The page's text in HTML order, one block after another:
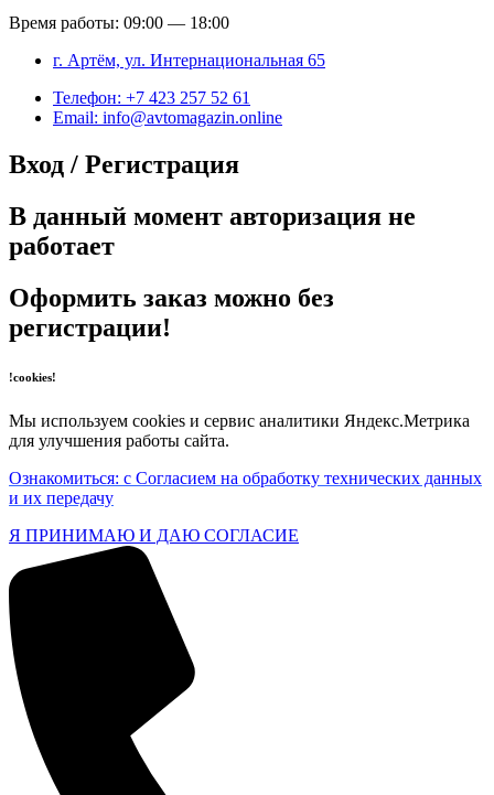
Время работы: 09:00 — 18:00
г. Артём, ул. Интернациональная 65
Телефон: +7 423 257 52 61
Email: info@avtomagazin.online
Вход / Регистрация
В данный момент авторизация не
работает
Оформить заказ можно без
регистрации!
!cookies!
Мы используем cookies и сервис аналитики Яндекс.Метрика
для улучшения работы сайта.
Ознакомиться: с Согласием на обработку технических данных
и их передачу
Я ПРИНИМАЮ И ДАЮ СОГЛАСИЕ